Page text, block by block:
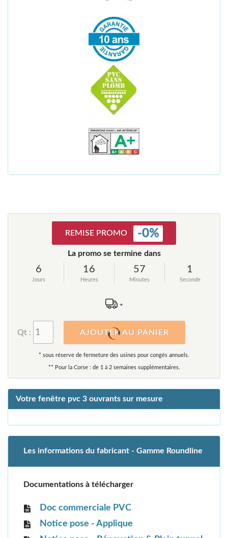
REMISE PROMO -0%
La promo se termine dans
6
Jours
16
Heures
57
Minutes
1
Seconde
*
Qt : AJOUTER AU PANIER
* sous réserve de fermeture des usines pour congés annuels.
** Pour la Corse : de 1 à 2 semaines supplémentaires.
Votre fenêtre pvc 3 ouvrants sur mesure
Les informations du fabricant - Gamme Roundline
Documentations à télécharger
Doc commerciale PVC
Notice pose - Applique